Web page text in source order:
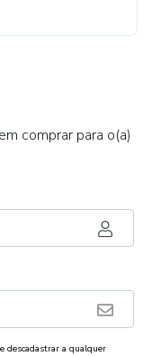
comprar para o(a)
descadastrar a qualquer